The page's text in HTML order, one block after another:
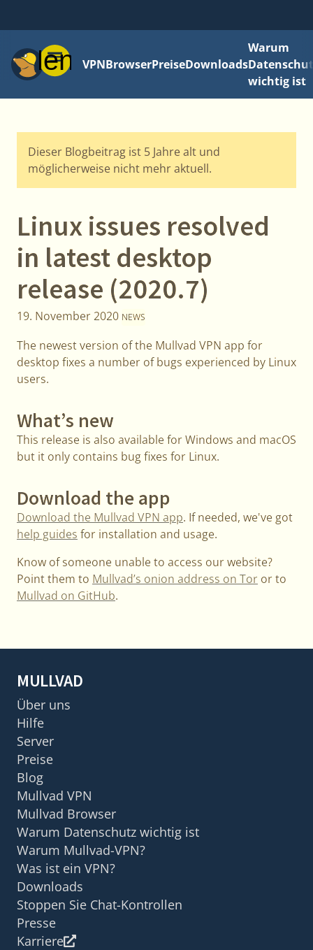
MenüVPNBrowserPreiseDownloads
Warum
wichtig ist
Dieser Blogbeitrag ist 5 Jahre alt und
möglicherweise nicht mehr aktuell.
Linux issues resolved
in latest desktop
release (2020.7)
19. November 2020 NEWS
The newest version of the Mullvad VPN app for
desktop fixes a number of bugs experienced by Linux
users.
What’s new
This release is also available for Windows and macOS
but it only contains bug fixes for Linux.
Download the app
Download the Mullvad VPN app. If needed, we've got
help guides for installation and usage.
Know of someone unable to access our website?
Point them to Mullvad’s onion address on Tor or to
Mullvad on GitHub.
MULLVAD
Über uns
Hilfe
Server
Preise
Blog
Mullvad VPN
Mullvad Browser
Warum Datenschutz wichtig ist
Warum Mullvad-VPN?
Was ist ein VPN?
Downloads
Stoppen Sie Chat-Kontrollen
Presse
Karriere